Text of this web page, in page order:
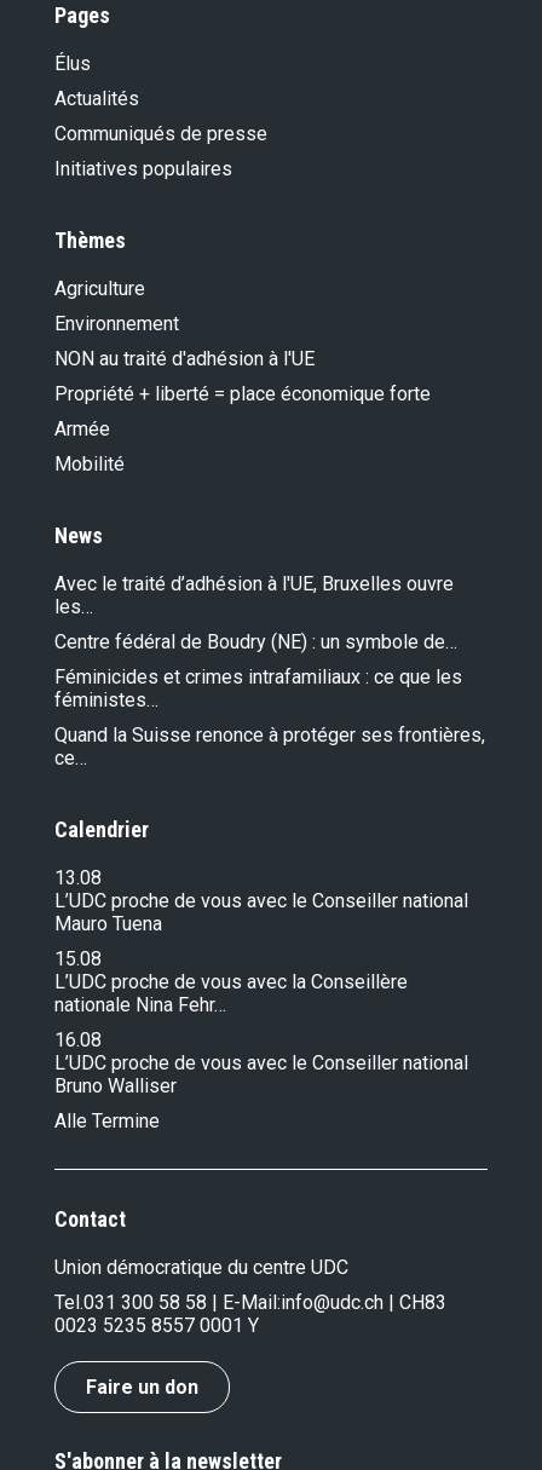
Pages
Élus
Actualités
Communiqués de presse
Initiatives populaires
Thèmes
Agriculture
Environnement
NON au traité d'adhésion à l'UE
Propriété + liberté = place économique forte
Armée
Mobilité
News
Avec le traité d’adhésion à l'UE, Bruxelles ouvre
les…
Centre fédéral de Boudry (NE) : un symbole de…
Féminicides et crimes intrafamiliaux : ce que les
féministes…
Quand la Suisse renonce à protéger ses frontières,
ce…
Calendrier
13.08
L’UDC proche de vous avec le Conseiller national
Mauro Tuena
15.08
L’UDC proche de vous avec la Conseillère
nationale Nina Fehr…
16.08
L’UDC proche de vous avec le Conseiller national
Bruno Walliser
Alle Termine
Contact
Union démocratique du centre UDC
Tel.031 300 58 58 | E-Mail:info@udc.ch | CH83
0023 5235 8557 0001 Y
Faire un don
S'abonner à la newsletter